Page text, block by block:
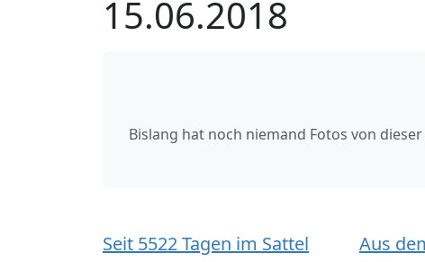
15.06.2018
Bislang hat noch niemand Fotos von
Seit 5522 Tagen im Sattel Aus